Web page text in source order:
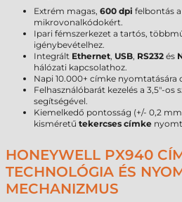
Extrém magas, 600 dpi felbontás
mikrovonalkódokért.
Ipari fémszerkezet a tartós,
igénybevételhez.
Integrált Ethernet, USB, RS232 és
hálózati kapcsolathoz.
Napi 10.000+ címke
Felhasználóbarát kezelés a 3,5"-os
segítségével.
Kiemelkedő pontosság (+/- 0,2
kisméretű tekercses címke
HONEYWELL PX940
TECHNOLÓGIA ÉS
MECHANIZMUS